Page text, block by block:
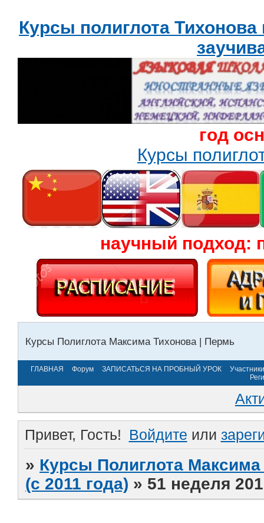
Курсы полиглота
год
Курсы
научный подход:
Курсы Полиглота Максима Тихонова | Пермь
ГЛАВНАЯ Форум ЗАПИСАТЬСЯ НА ПРОБНЫЙ УРОК
Участники
Привет, Гость! Войдите или
» Курсы Полиглота
(с 2011 года) » 51 неделя